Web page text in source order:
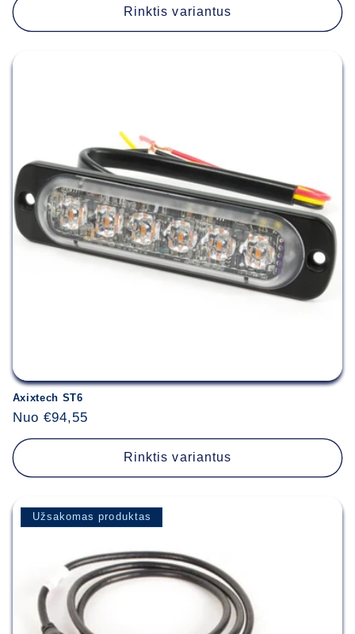
Rinktis variantus
Axixtech ST6
Įprasta
kaina
Nuo €94,55
Rinktis variantus
Užsakomas produktas